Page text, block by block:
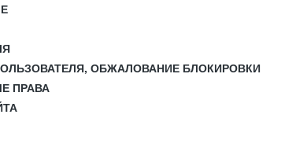
ОБЖАЛОВАНИЕ БЛОКИРОВКИ
ПРАВА